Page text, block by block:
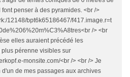
penser à des pyramides. <br />
12148/bpt6k65186467/f417.image.r=t
/> <br
elles auraient précédé les
pérenne visibles sur
monsite.com/<br /> <br /> Je
de mes passages aux archives